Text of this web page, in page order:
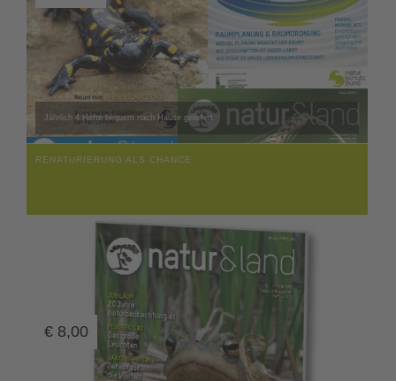
Jährlich 4 Hefte bequem nach Hause geliefert
RENATURIERUNG ALS CHANCE
€ 8,00